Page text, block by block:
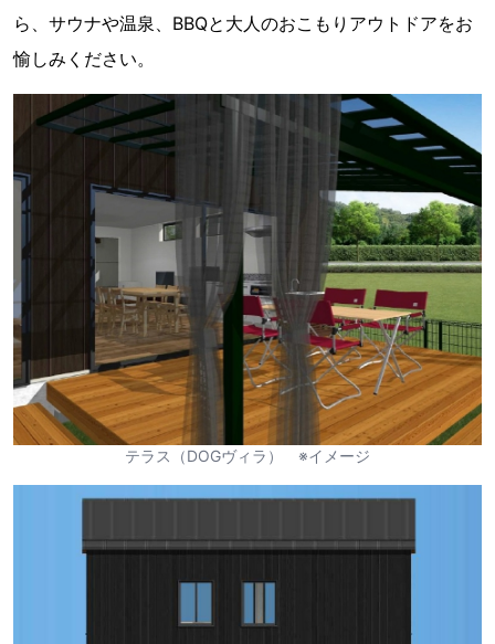
ら、サウナや温泉、BBQと大人のおこもりアウトドアをお
愉しみください。
テラス（DOGヴィラ） ※イメージ